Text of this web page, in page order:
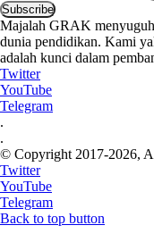
Majalah GRAK
dunia pendidikan. Kami
adalah kunci dalam
Twitter
YouTube
Telegram
.
.
© Copyright 2017-2026,
Twitter
YouTube
Telegram
Back to top button